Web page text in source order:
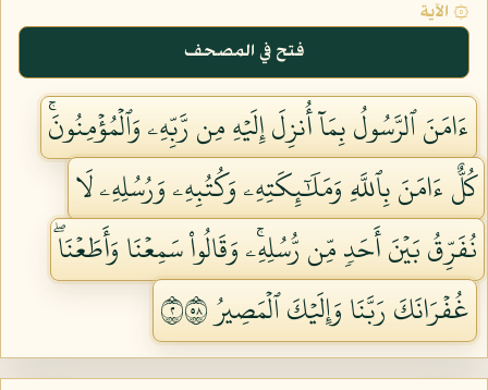
۞ الآية
فتح في المصحف
ءَامَنَ ٱلرَّسُولُ بِمَآ أُنزِلَ إِلَيۡهِ مِن رَّبِّهِۦ وَٱلۡمُؤۡمِنُونَۚ
كُلٌّ ءَامَنَ بِٱللَّهِ وَمَلَٰٓئِكَتِهِۦ وَكُتُبِهِۦ وَرُسُلِهِۦ لَا
نُفَرِّقُ بَيۡنَ أَحَدٖ مِّن رُّسُلِهِۦۚ وَقَالُواْ سَمِعۡنَا وَأَطَعۡنَاۖ
غُفۡرَانَكَ رَبَّنَا وَإِلَيۡكَ ٱلۡمَصِيرُ ٢٨٥